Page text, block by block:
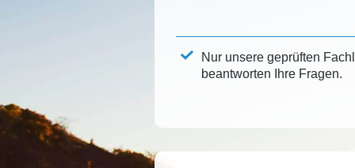
Nur unsere geprüften
beantworten Ihre Fragen.